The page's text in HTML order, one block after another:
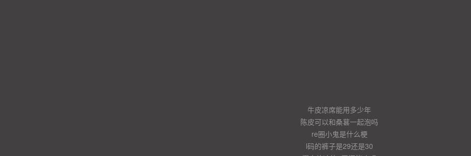
牛皮凉席能用多少年
陈皮可以和桑葚一起泡吗
re圈小鬼是什么梗
l码的裤子是29还是30